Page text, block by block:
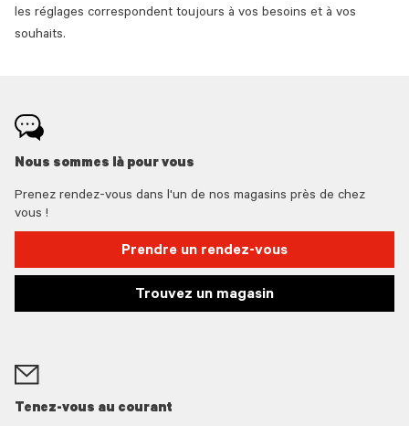
les réglages correspondent toujours à vos besoins et à vos
souhaits.
Nous sommes là pour vous
Prenez rendez-vous dans l'un de nos magasins près de chez
vous !
Prendre un rendez-vous
Trouvez un magasin
Tenez-vous au courant